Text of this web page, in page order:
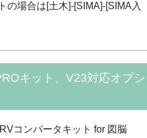
場合は[土木]-[SIMA]-[SIMA入
キット、V23対応オプシ
コンバータキット for 図脳